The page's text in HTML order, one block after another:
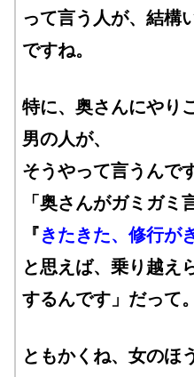
って言う人が、結構
ですね。
特に、奥さんにやり
男の人が、
そうやって言うんで
「奥さんがガミガミ
『きたきた、修行が
と思えば、乗り越え
するんです」だって。
ともかくね、女のほ